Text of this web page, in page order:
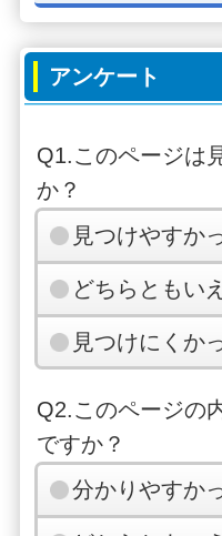
アンケート
Q1.このページは
か？
見つけやすか
どちらともい
見つけにくか
Q2.このページの
ですか？
分かりやすか